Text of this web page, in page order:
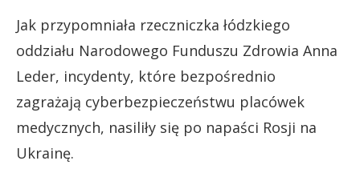
Jak przypomniała rzeczniczka łódzkiego
oddziału Narodowego Funduszu Zdrowia Anna
Leder, incydenty, które bezpośrednio
zagrażają cyberbezpieczeństwu placówek
medycznych, nasiliły się po napaści Rosji na
Ukrainę.